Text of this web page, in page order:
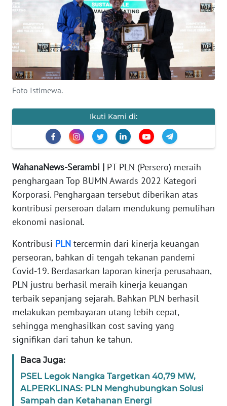
Foto Istimewa.
Ikuti Kami di:
WahanaNews-Serambi | PT PLN (Persero) meraih
penghargaan Top BUMN Awards 2022 Kategori
Korporasi. Penghargaan tersebut diberikan atas
kontribusi perseroan dalam mendukung pemulihan
ekonomi nasional.
Kontribusi PLN tercermin dari kinerja keuangan
perseoran, bahkan di tengah tekanan pandemi
Covid-19. Berdasarkan laporan kinerja perusahaan,
PLN justru berhasil meraih kinerja keuangan
terbaik sepanjang sejarah. Bahkan PLN berhasil
melakukan pembayaran utang lebih cepat,
sehingga menghasilkan cost saving yang
signifikan dari tahun ke tahun.
Baca Juga:
PSEL Legok Nangka Targetkan 40,79 MW,
ALPERKLINAS: PLN Menghubungkan Solusi
Sampah dan Ketahanan Energi
PERISTIWA
Informasi
BERITA
KAMI
IKLAN
TENTANG
KAMI
PEDOMAN
MEDIA
REDAKSI
KARIR
DISCLAIMER
Wahana
Regional
WN
SUMUT